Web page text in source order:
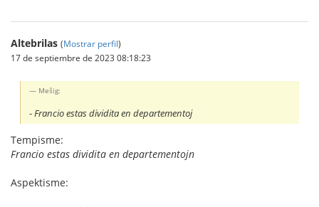
Altebrilas (Mostrar perfil)
17 de septiembre de 2023 08:18:23
Meŝig:
-Francio estas dividita en departementoj
Tempisme:
Francio estas dividita en departementojn
Aspektisme: